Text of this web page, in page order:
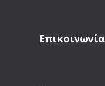
Επικοινωνία